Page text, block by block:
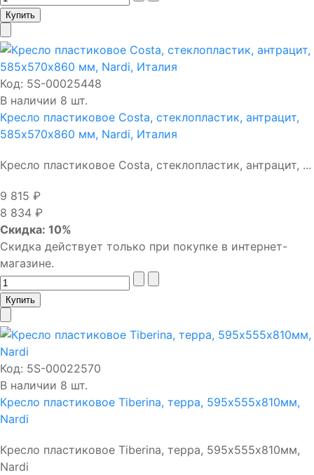
Код: 5S-00025448
В наличии 8 шт.
Кресло пластиковое Costa, стеклопластик, антрацит,
585х570х860 мм, Nardi, Италия
Кресло пластиковое Costa, стеклопластик, антрацит, ...
9 815 ₽
8 834 ₽
Скидка: 10%
Скидка действует только при покупке в интернет-
магазине.
Код: 5S-00022570
В наличии 8 шт.
Кресло пластиковое Tiberina, терра, 595х555х810мм,
Nardi
Кресло пластиковое Tiberina, терра, 595х555х810мм,
Nardi